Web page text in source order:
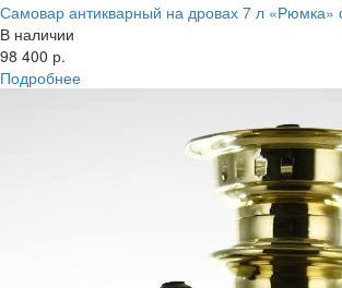
Свернуть фильтр
Свернуть категории
Свернуть категории
Самовар антикварный на дровах 7 л
В наличии
98 400 р.
Подробнее